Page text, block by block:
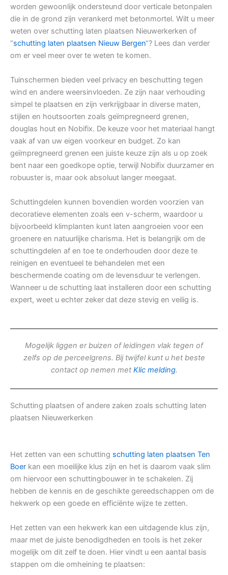
worden gewoonlijk ondersteund door verticale betonpalen
die in de grond zijn verankerd met betonmortel. Wilt u meer
weten over schutting laten plaatsen Nieuwerkerken of
“schutting laten plaatsen Nieuw Bergen“? Lees dan verder
om er veel meer over te weten te komen.
Tuinschermen bieden veel privacy en beschutting tegen
wind en andere weersinvloeden. Ze zijn naar verhouding
simpel te plaatsen en zijn verkrijgbaar in diverse maten,
stijlen en houtsoorten zoals geïmpregneerd grenen,
douglas hout en Nobifix. De keuze voor het materiaal hangt
vaak af van uw eigen voorkeur en budget. Zo kan
geïmpregneerd grenen een juiste keuze zijn als u op zoek
bent naar een goedkope optie, terwijl Nobifix duurzamer en
robuuster is, maar ook absoluut langer meegaat.
Schuttingdelen kunnen bovendien worden voorzien van
decoratieve elementen zoals een v-scherm, waardoor u
bijvoorbeeld klimplanten kunt laten aangroeien voor een
groenere en natuurlijke charisma. Het is belangrijk om de
schuttingdelen af en toe te onderhouden door deze te
reinigen en eventueel te behandelen met een
beschermende coating om de levensduur te verlengen.
Wanneer u de schutting laat installeren door een schutting
expert, weet u echter zeker dat deze stevig en veilig is.
Mogelijk liggen er buizen of leidingen vlak tegen of
zelfs op de perceelgrens. Bij twijfel kunt u het beste
contact op nemen met Klic melding.
Schutting plaatsen of andere zaken zoals schutting laten
plaatsen Nieuwerkerken
Het zetten van een schutting schutting laten plaatsen Ten
Boer kan een moeilijke klus zijn en het is daarom vaak slim
om hiervoor een schuttingbouwer in te schakelen. Zij
hebben de kennis en de geschikte gereedschappen om de
hekwerk op een goede en efficiënte wijze te zetten.
Het zetten van een hekwerk kan een uitdagende klus zijn,
maar met de juiste benodigdheden en tools is het zeker
mogelijk om dit zelf te doen. Hier vindt u een aantal basis
stappen om die omheining te plaatsen: